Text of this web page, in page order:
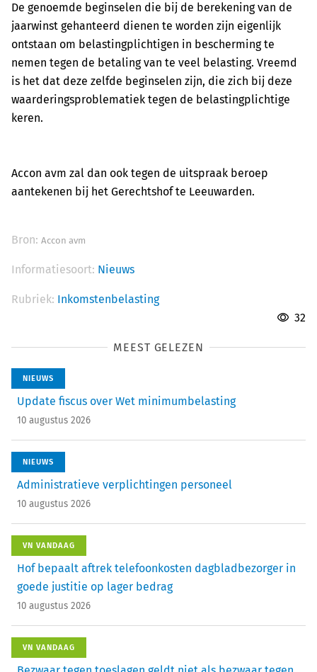
De genoemde beginselen die bij de berekening van de
jaarwinst gehanteerd dienen te worden zijn eigenlijk
ontstaan om belastingplichtigen in bescherming te
nemen tegen de betaling van te veel belasting. Vreemd
is het dat deze zelfde beginselen zijn, die zich bij deze
waarderingsproblematiek tegen de belastingplichtige
keren.
Accon avm zal dan ook tegen de uitspraak beroep
aantekenen bij het Gerechtshof te Leeuwarden.
Bron: Accon avm
Informatiesoort: Nieuws
Rubriek: Inkomstenbelasting
32
MEEST GELEZEN
NIEUWS
Update fiscus over Wet minimumbelasting
10 augustus 2026
NIEUWS
Administratieve verplichtingen personeel
10 augustus 2026
VN VANDAAG
Hof bepaalt aftrek telefoonkosten dagbladbezorger in
goede justitie op lager bedrag
10 augustus 2026
VN VANDAAG